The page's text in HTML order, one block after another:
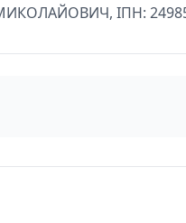
ІПН: